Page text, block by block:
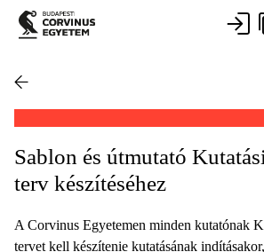
Sablon és útmutató
terv készítéséhez
A Corvinus Egyetemen minden kutatónak
tervet kell készítenie kutatásának